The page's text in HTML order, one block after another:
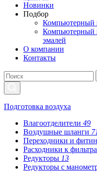
Новинки
Подбор
Компьютерный
Компьютерный
эмалей
О компании
Контакты
Подготовка воздуха
Влагоотделители 49
Воздушные шланги
Переходники и
Расходники к
Редукторы 13
Редукторы с